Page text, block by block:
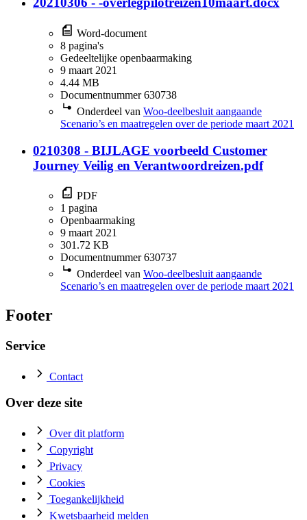
Word-document
8 pagina's
Gedeeltelijke openbaarmaking
9 maart 2021
4.44 MB
Documentnummer 630738
Onderdeel van Woo-deelbesluit aangaande
Scenario’s en maatregelen over de periode maart 2021
0210308 - BIJLAGE voorbeeld Customer
Journey Veilig en Verantwoordreizen.pdf
PDF
1 pagina
Openbaarmaking
9 maart 2021
301.72 KB
Documentnummer 630737
Onderdeel van Woo-deelbesluit aangaande
Scenario’s en maatregelen over de periode maart 2021
Footer
Service
Contact
Over deze site
Over dit platform
Copyright
Privacy
Cookies
Toegankelijkheid
Kwetsbaarheid melden